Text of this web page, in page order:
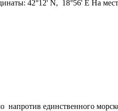
42°12' N, 18°56' E На
напротив единственного